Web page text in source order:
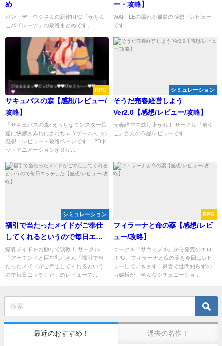
め
ポン・デ・ウシさんの新作RPG「がちん
こパイレーツ」の攻略まとめです。...
ー・攻略】
WAFFLEの濡れる孤島の感想・レビュー
です。...
RPG
サキュバスの森【感想/レビュー/
攻略】
「サキュバスの森~えっちなモンスター娘
達に快感まみれにされちゃうゲーム~」の
感想・レビュー・攻略ページです！ 2Dド
ットアニメーションがヌル...
シミュレーション
そうだ売春経営しよう
Ver2.0【感想/レビュー/攻略】
売春経営で成り上がれ！ サークル『肩引
こ』さんの作品レビューです！...
シミュレーション
福引で当たったメイドがご奉仕
してくれるというので毎日エッ
チした【感想/レビュー/攻略】
爆乳メイドをお触りで調教！ サークル
『アーモンドと巨牛乳』さん『福引で当
たったメイドがご奉仕してくれるという
ので毎日エッチした』のレビューで...
RPG
フィラーナと命の薬【感想/レビ
ュー/攻略】
サークル『サキミノル』から発売のエロ
RPG、フィラーナと命の薬を今回はレビ
ューしていきます！高貴で世間知らずの
お嬢様が、色んなシチュエーショ...
最近のおすすめ！ 過去の名作！